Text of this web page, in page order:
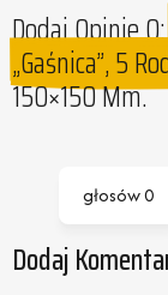
Dodaj Opinie O:
„Gaśnica”, 5
150×150 Mm.
głosów0
Dodaj